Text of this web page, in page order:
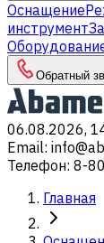
Оснащение
инструмент
Обратный
06.08.2026,
Email:
Телефон: 8-
Главная